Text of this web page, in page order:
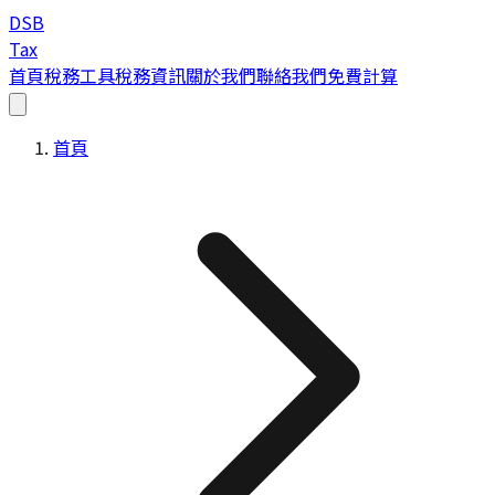
DSB
Tax
首頁稅務工具稅務資訊關於我們聯絡我們免費計算
首頁